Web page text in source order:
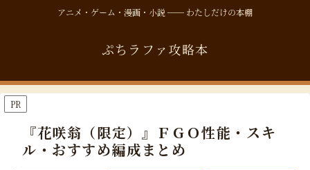
アニメ・ゲーム・漫画・小説 ── わたしだけの本棚
ぷちラファ攻略本
PR
『花咲翁（限定）』ＦＧＯ性能・スキ
ル・おすすめ編成まとめ